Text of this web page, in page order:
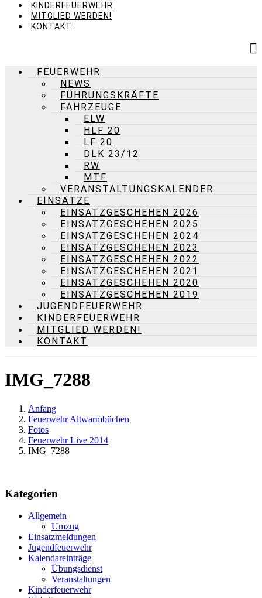
KINDERFEUERWEHR
MITGLIED WERDEN!
KONTAKT
FEUERWEHR
NEWS
FÜHRUNGSKRÄFTE
FAHRZEUGE
ELW
HLF 20
LF 20
DLK 23/12
RW
MTF
VERANSTALTUNGSKALENDER
EINSÄTZE
EINSATZGESCHEHEN 2026
EINSATZGESCHEHEN 2025
EINSATZGESCHEHEN 2024
EINSATZGESCHEHEN 2023
EINSATZGESCHEHEN 2022
EINSATZGESCHEHEN 2021
EINSATZGESCHEHEN 2020
EINSATZGESCHEHEN 2019
JUGENDFEUERWEHR
KINDERFEUERWEHR
MITGLIED WERDEN!
KONTAKT
IMG_7288
Anfang
Feuerwehr Altwarmbüchen
Fotos
Feuerwehr Live 2014
IMG_7288
Kategorien
Allgemein
Umzug
Einsatzmeldungen
Jugendfeuerwehr
Kalendareinträge
Übungsdienst
Veranstaltungen
Kinderfeuerwehr